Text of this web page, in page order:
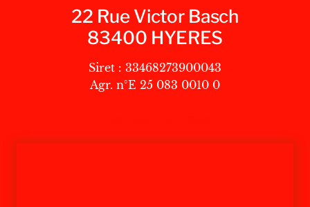
22 Rue Victor Basch
83400 HYERES
Siret : 33468273900043
Agr. n°E 25 083 0010 0